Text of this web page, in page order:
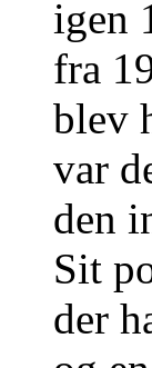
igen
fra
blev
var
den
Sit
der